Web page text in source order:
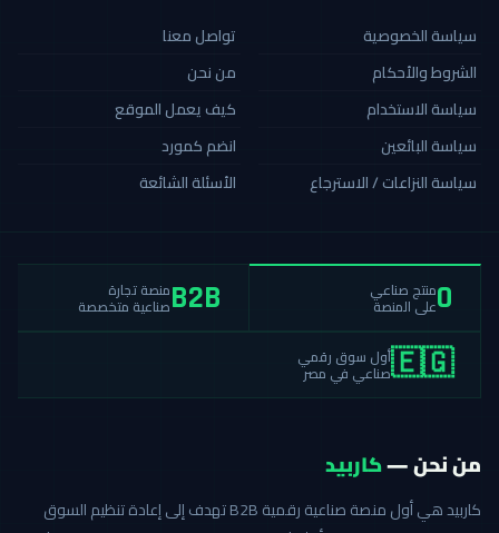
سياسة الخصوصية
الشروط والأحكام
سياسة الاستخدام
سياسة البائعين
سياسة النزاعات / الاسترجاع
تواصل معنا
من نحن
كيف يعمل الموقع
انضم كمورد
الأسئلة الشائعة
0منتج صناعي
على المنصة B2Bمنصة تجارة
صناعية متخصصة
🇪🇬أول سوق رقمي
صناعي في مصر
من نحن —كاربيد
كاربيد هي أول منصة صناعية رقمية B2B تهدف إلى إعادة تنظيم السوق